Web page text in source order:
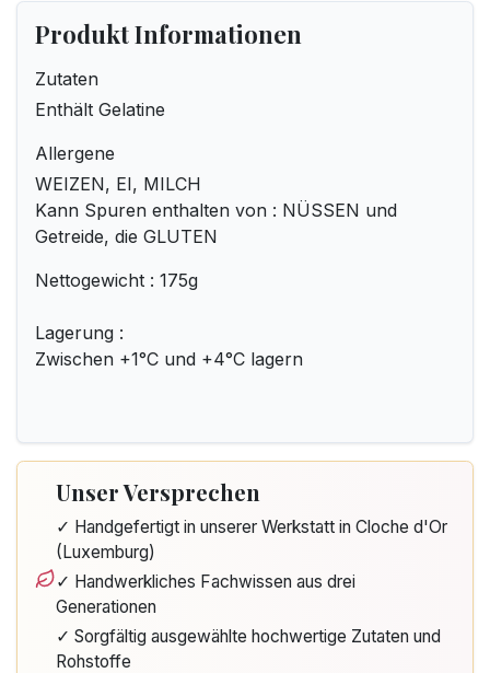
Produkt Informationen
Zutaten
Enthält Gelatine
Allergene
WEIZEN, EI, MILCH
Kann Spuren enthalten von : NÜSSEN und
Getreide, die GLUTEN
Nettogewicht : 175g
Lagerung :
Zwischen +1°C und +4°C lagern
Unser Versprechen
✓ Handgefertigt in unserer Werkstatt in Cloche d'Or
(Luxemburg)
✓ Handwerkliches Fachwissen aus drei
Generationen
✓ Sorgfältig ausgewählte hochwertige Zutaten und
Rohstoffe